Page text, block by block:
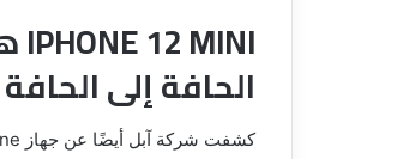
الحافة إلى الحافةطريقة تخطي حماية حساب MI Account بعد
الصور
و
باسهل
12 فبراير، 2020
طريقة إصلاح و زيادة
السيئة باسهل